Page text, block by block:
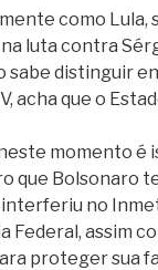
como Lula,
luta contra
sabe distinguir
acha que o
momento é
que Bolsonaro
interferiu no
Federal, assim
proteger sua